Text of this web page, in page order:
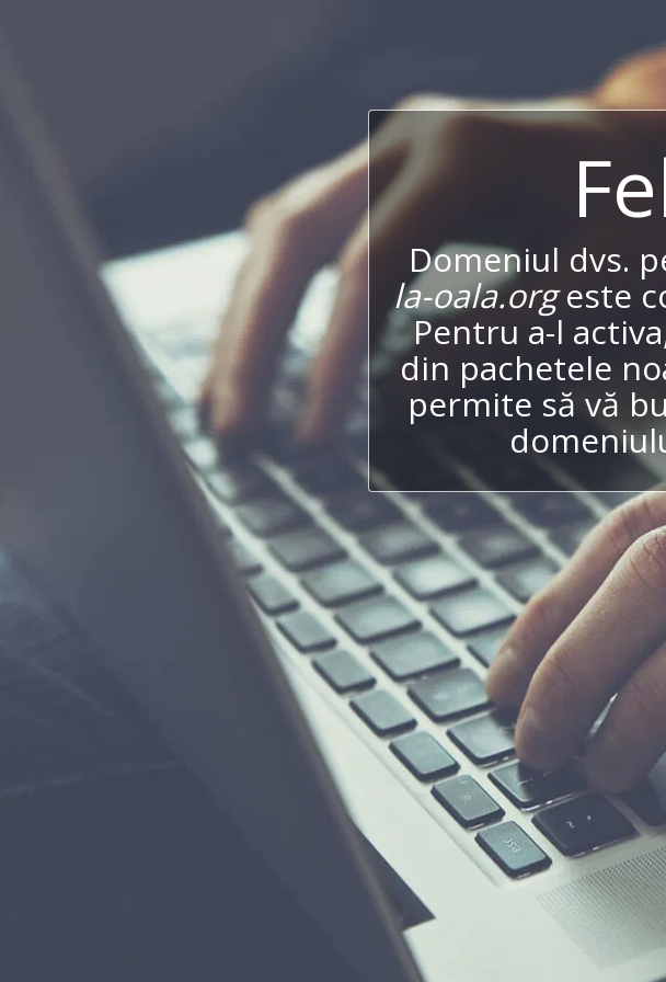
Domeniul dvs.
la-oala.orgeste
Pentru a-l
din pachetele
permite să vă